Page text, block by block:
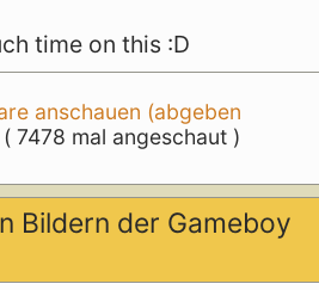
time on this :D
anschauen (abgeben
( 7478 mal angeschaut )
Bildern der Gameboy